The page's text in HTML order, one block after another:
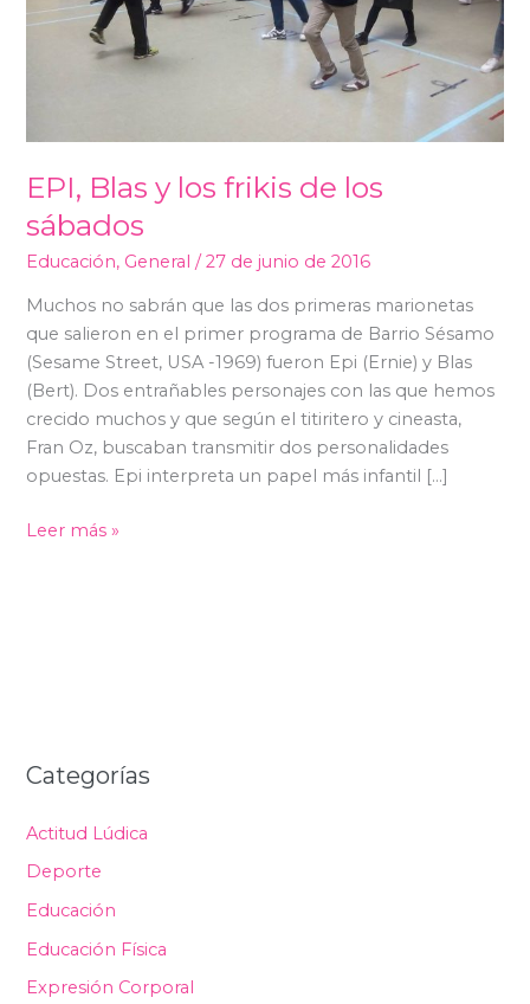
EPI, Blas y los frikis de los
sábados
Educación, General /27 de junio de 2016
Muchos no sabrán que las dos primeras marionetas
que salieron en el primer programa de Barrio Sésamo
(Sesame Street, USA -1969) fueron Epi (Ernie) y Blas
(Bert). Dos entrañables personajes con las que hemos
crecido muchos y que según el titiritero y cineasta,
Fran Oz, buscaban transmitir dos personalidades
opuestas. Epi interpreta un papel más infantil […]
Leer más »
Categorías
Actitud Lúdica
Deporte
Educación
Educación Física
Expresión Corporal